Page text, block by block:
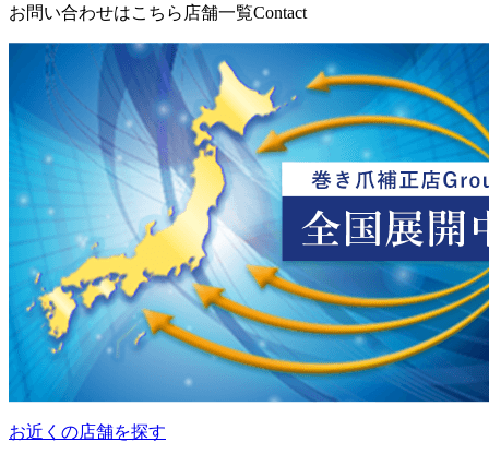
お問い合わせはこちら 店舗一覧Contact
お近くの店舗を探す